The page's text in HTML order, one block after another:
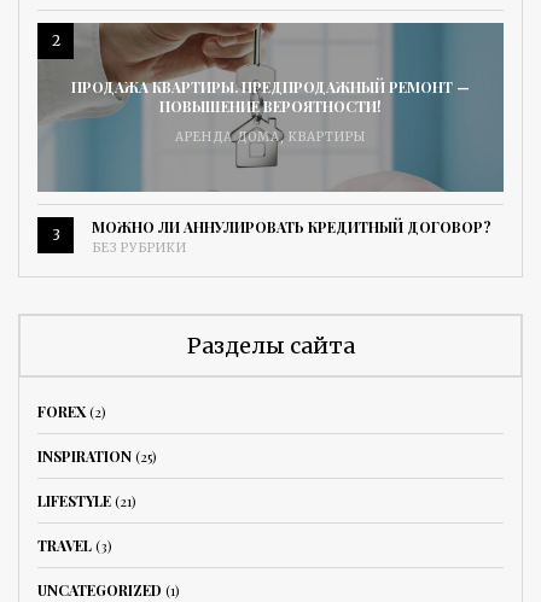
2
ПРОДАЖА КВАРТИРЫ. ПРЕДПРОДАЖНЫЙ РЕМОНТ —
ПОВЫШЕНИЕ ВЕРОЯТНОСТИ!
АРЕНДА ДОМА, КВАРТИРЫ
3 МОЖНО ЛИ АННУЛИРОВАТЬ КРЕДИТНЫЙ ДОГОВОР?
БЕЗ РУБРИКИ
Разделы сайта
FOREX(2)
INSPIRATION(25)
LIFESTYLE(21)
TRAVEL(3)
UNCATEGORIZED (1)